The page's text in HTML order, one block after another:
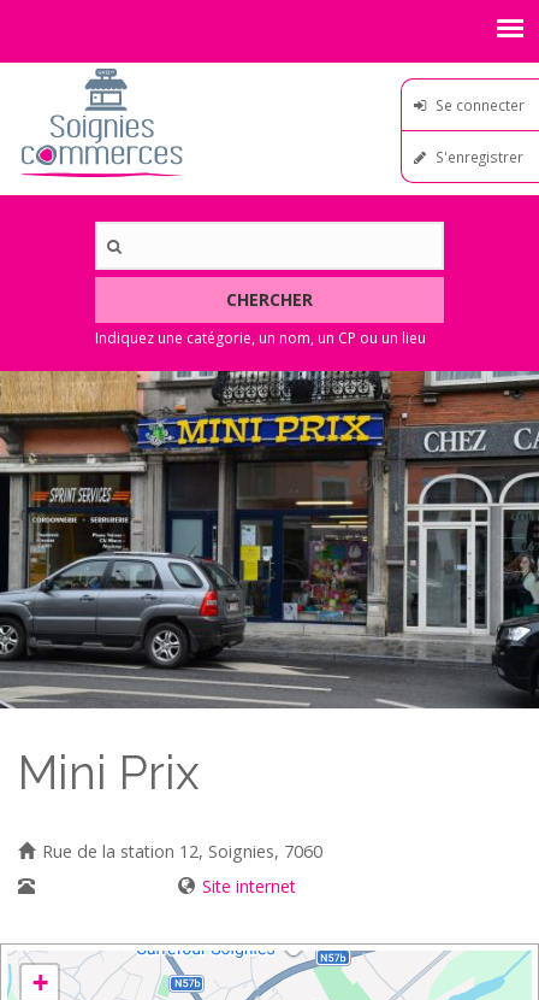
Se connecter
S'enregistrer
CHERCHER
Mini Prix
Rue de la station 12, Soignies, 7060
Site internet
+